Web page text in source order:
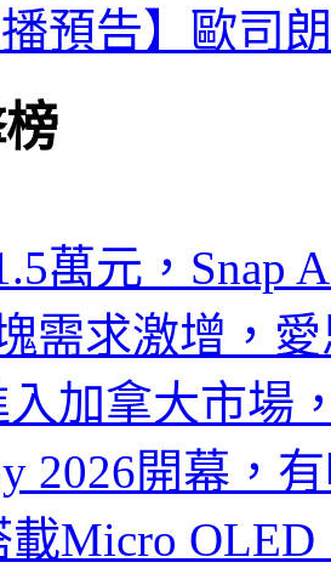
播預告】歐司
萬元，Snap
需求激增，
入加拿大市場
2026開幕，
載Micro